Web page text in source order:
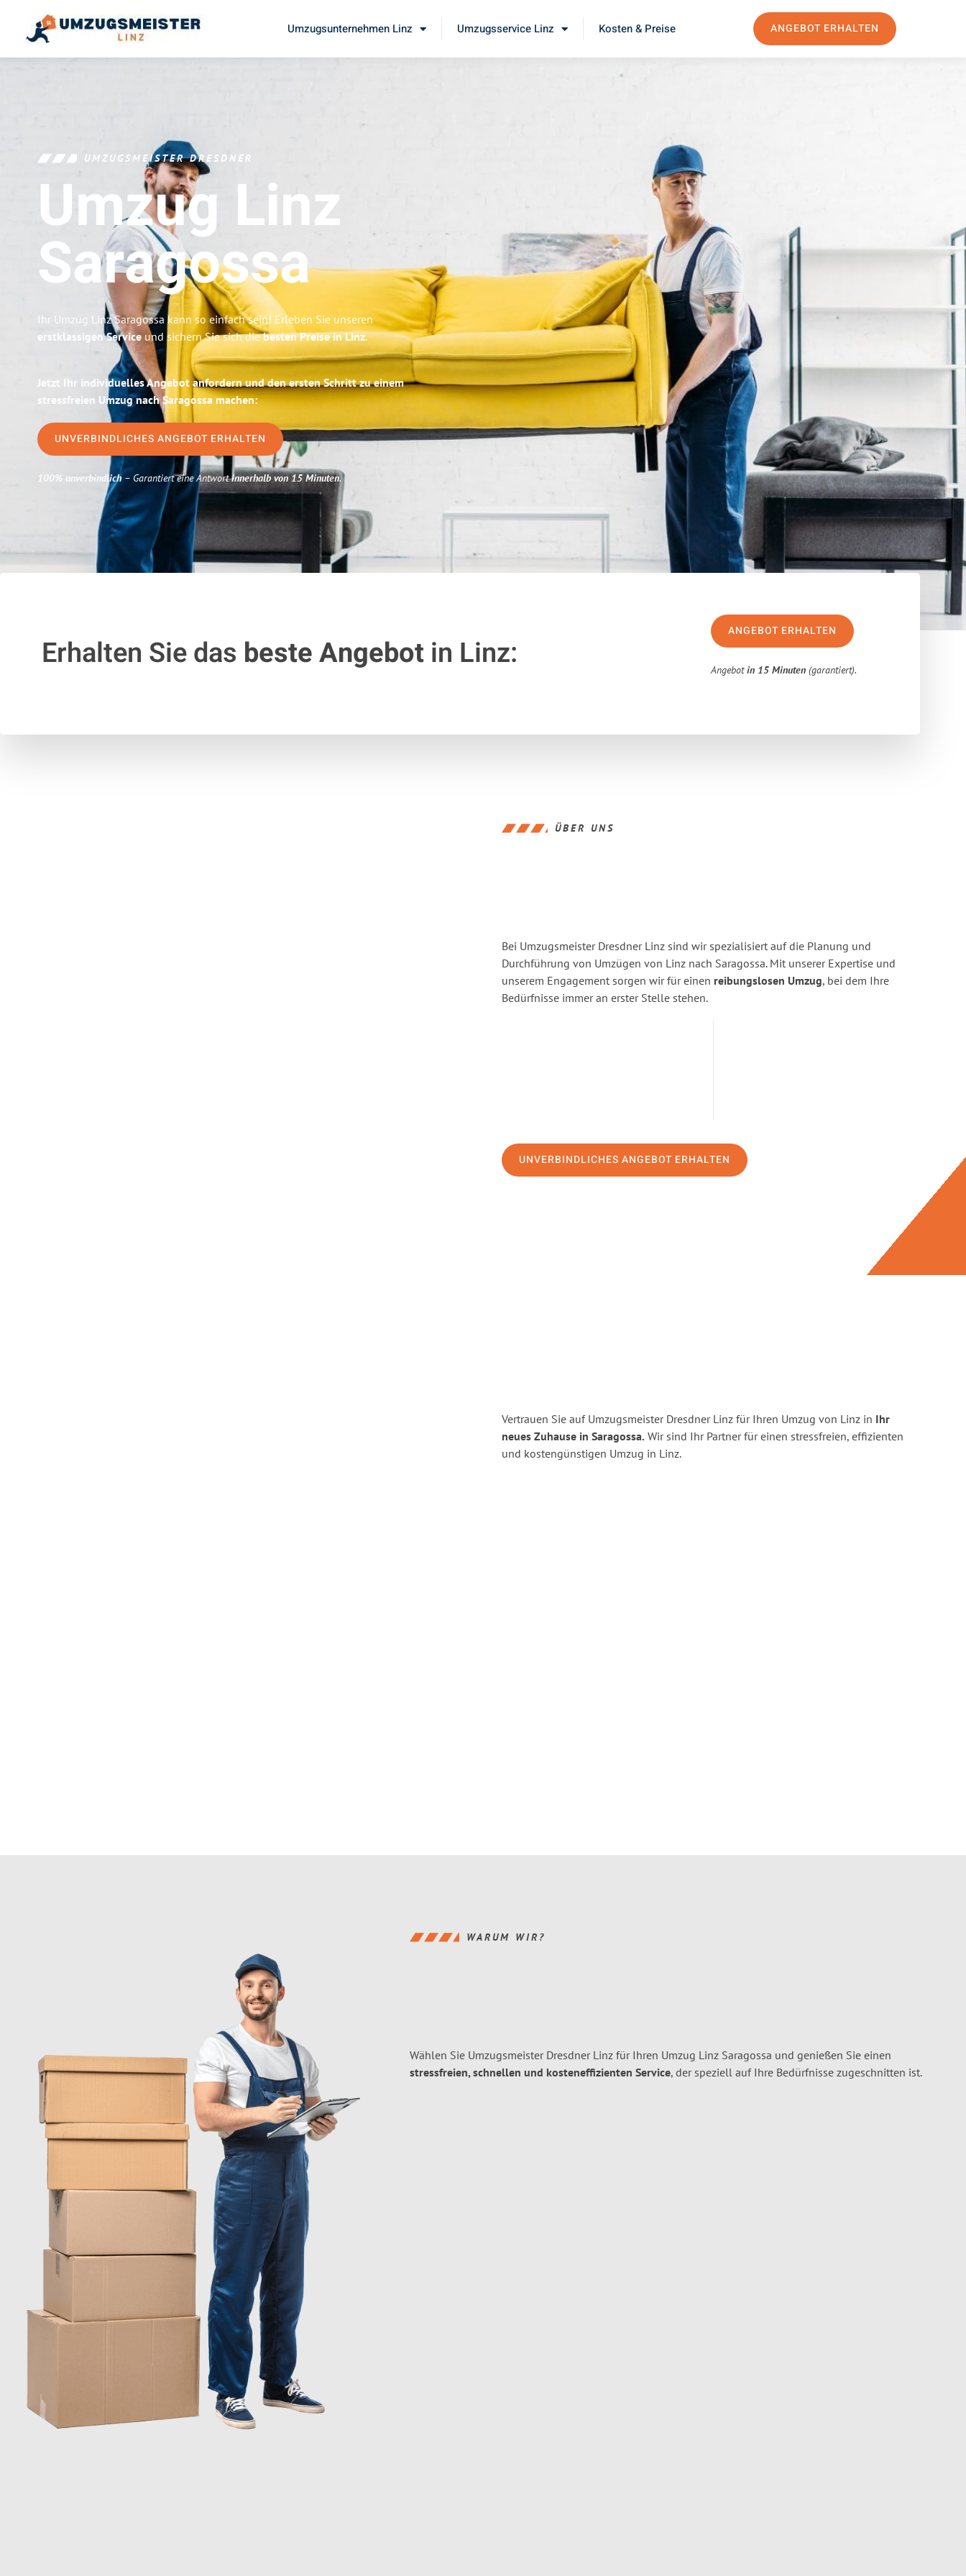
Umzugsunternehmen Linz Umzugsservice Linz Kosten & Preise ANGEBOT ERHALTEN
UMZUGSMEISTER DRESDNER
Umzug Linz
Saragossa
Ihr Umzug Linz Saragossa kann so einfach sein! Erleben Sie unseren
erstklassigen Service und sichern Sie sich diebesten Preise in Linz.
Jetzt Ihr individuelles Angebot anfordern und den ersten Schritt zu einem
stressfreien Umzug nach Saragossa machen:
UNVERBINDLICHES ANGEBOT ERHALTEN
100% unverbindlich– Garantiert eine Antwortinnerhalb von 15 Minuten.
Erhalten Sie das beste Angebotin Linz:
ANGEBOT ERHALTEN
Angebotin 15 Minuten (garantiert).
ÜBER UNS
Bei Umzugsmeister Dresdner Linz sind wir spezialisiert auf die Planung und
Durchführung von Umzügen von Linz nach Saragossa. Mit unserer Expertise und
unserem Engagement sorgen wir für einen reibungslosen Umzug, bei dem Ihre
Bedürfnisse immer an erster Stelle stehen.
UNVERBINDLICHES ANGEBOT ERHALTEN
Vertrauen Sie auf Umzugsmeister Dresdner Linz für Ihren Umzug von Linz in Ihr
neues Zuhause in Saragossa. Wir sind Ihr Partner für einen stressfreien, effizienten
und kostengünstigen Umzug in Linz.
WARUM WIR?
Wählen Sie Umzugsmeister Dresdner Linz für Ihren Umzug Linz Saragossa und genießen Sie einen
stressfreien, schnellen und kosteneffizienten Service, der speziell auf Ihre Bedürfnisse zugeschnitten ist.